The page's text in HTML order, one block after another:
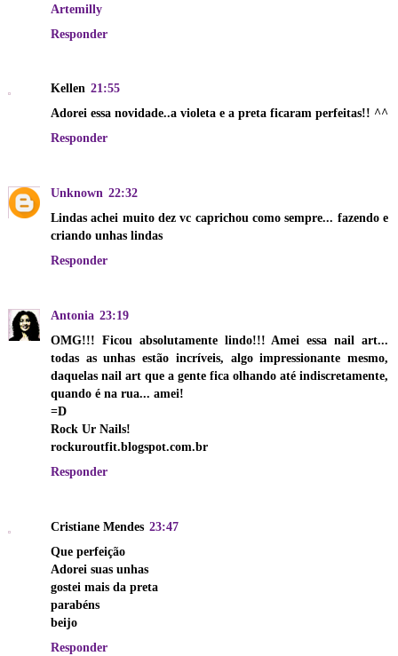
Artemilly
Responder
Kellen 21:55
Adorei essa novidade..a violeta e a preta ficaram perfeitas!! ^^
Responder
Unknown 22:32
Lindas achei muito dez vc caprichou como sempre... fazendo e
criando unhas lindas
Responder
Antonia 23:19
OMG!!! Ficou absolutamente lindo!!! Amei essa nail art...
todas as unhas estão incríveis, algo impressionante mesmo,
daquelas nail art que a gente fica olhando até indiscretamente,
quando é na rua... amei!
=D
Rock Ur Nails!
rockuroutfit.blogspot.com.br
Responder
Cristiane Mendes 23:47
Que perfeição
Adorei suas unhas
gostei mais da preta
parabéns
beijo
Responder